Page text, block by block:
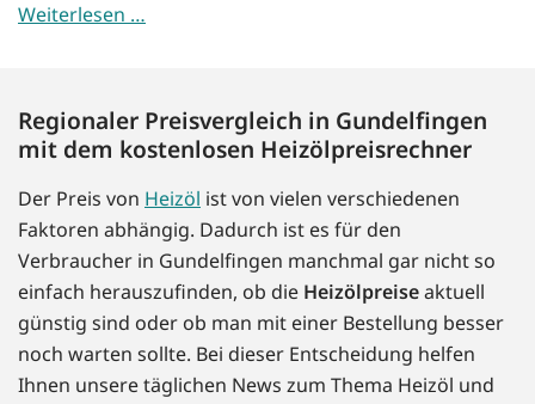
Weiterlesen …
Regionaler Preisvergleich in Gundelfingen
mit dem kostenlosen Heizölpreisrechner
Der Preis von Heizöl ist von vielen verschiedenen
Faktoren abhängig. Dadurch ist es für den
Verbraucher in Gundelfingen manchmal gar nicht so
einfach herauszufinden, ob die Heizölpreiseaktuell
günstig sind oder ob man mit einer Bestellung besser
noch warten sollte. Bei dieser Entscheidung helfen
Ihnen unsere täglichen News zum Thema Heizöl und